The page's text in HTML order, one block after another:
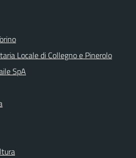
Locale di Collegno e Pinerolo
SpA